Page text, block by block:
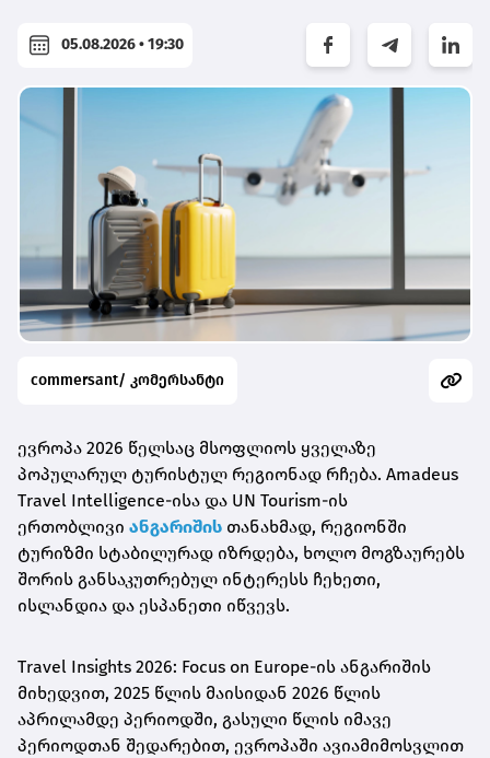
05.08.2026 • 19:30
commersant/ კომერსანტი
ევროპა 2026 წელსაც მსოფლიოს ყველაზე
პოპულარულ ტურისტულ რეგიონად რჩება. Amadeus
Travel Intelligence-ისა და UN Tourism-ის
ერთობლივი ანგარიშის თანახმად, რეგიონში
ტურიზმი სტაბილურად იზრდება, ხოლო მოგზაურებს
შორის განსაკუთრებულ ინტერესს ჩეხეთი,
ისლანდია და ესპანეთი იწვევს.
Travel Insights 2026: Focus on Europe-ის ანგარიშის
მიხედვით, 2025 წლის მაისიდან 2026 წლის
აპრილამდე პერიოდში, გასული წლის იმავე
პერიოდთან შედარებით, ევროპაში ავიამიმოსვლით